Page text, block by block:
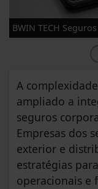
BWIN TECH Seguros
A
ampliado a
seguros
Empresas dos
exterior e
estratégias
operacionais e